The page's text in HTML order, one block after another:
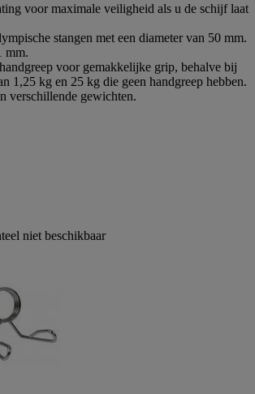
voor maximale veiligheid als u de schijf laat
stangen met een diameter van 50 mm.
mm.
voor gemakkelijke grip, behalve bij
1,25 kg en 25 kg die geen handgreep hebben.
verschillende gewichten.
niet beschikbaar